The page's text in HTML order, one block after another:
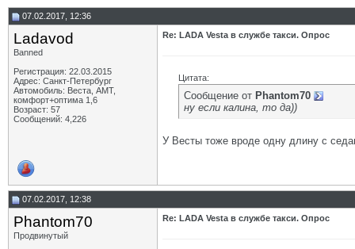
07.02.2017, 12:36
Ladavod
Banned
Регистрация: 22.03.2015
Адрес: Санкт-Петербург
Автомобиль: Веста, АМТ,
комфорт+оптима 1,6
Возраст: 57
Сообщений: 4,226
Re: LADA Vesta в службе такси. Опрос
Цитата:
Сообщение от Phantom70
ну если калина, то да))
У Весты тоже вроде одну длину с
07.02.2017, 12:38
Phantom70
Продвинутый
Re: LADA Vesta в службе такси. Опрос